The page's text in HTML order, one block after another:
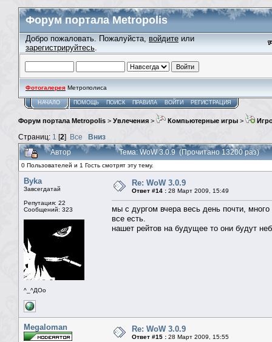
Форум портала Metropolis
Добро пожаловать. Пожалуйста, войдите или
зарегистрируйтесь.
Фотогалерея Метрополиса
НАЧАЛО ПОМОЩЬ ПОИСК ПРАВИЛА ВОЙТИ РЕГИСТРАЦИЯ
Форум портала Metropolis > Увлечения > Компьютерные игры >
Страниц: 1 [2] Все
Вниз
Автор
Тема: WoW 3.0.9 (Прочитано 13200 раз)
0 Пользователей и 1 Гость смотрят эту тему.
Byka
Завсегдатай
Репутация: 22
Сообщений: 323
^_^ДОо
Re: WoW 3.0.9
Ответ #14 : 28 Март 2009, 15:49
мы с дургом вчера весь день почти,
все есть.
нашет рейтов на будущее то они будут
Megaloman Re: WoW 3.0.9
Ответ #15 : 28 Март 2009, 15:55